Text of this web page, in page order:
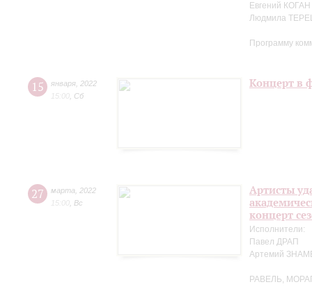
Евгений
Людмила
Программу
15 января 2022
15:00 Сб
Концерт в
27 марта
2022
15:00 Вс
Артисты
концерт
Исполнители:
Павел ДРАП
Артемий
РАВЕЛЬ,